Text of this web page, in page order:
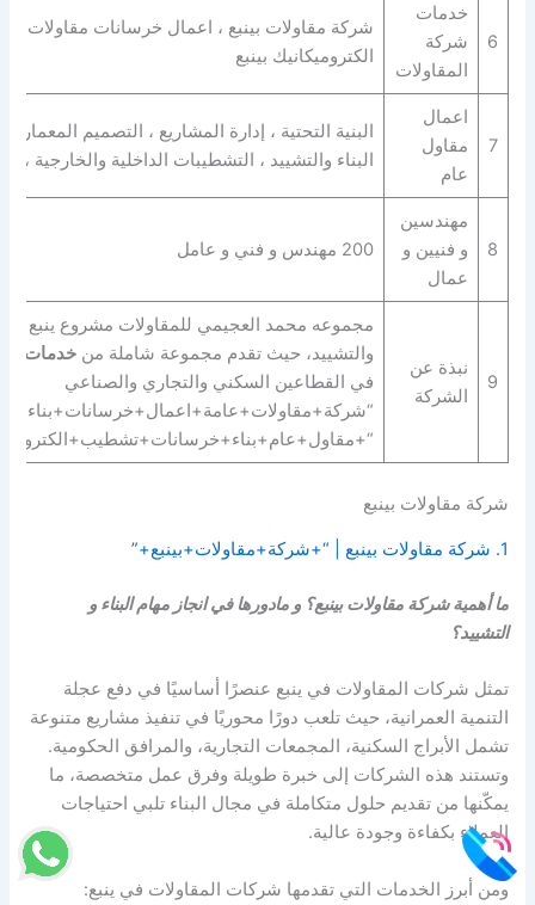
6
خدمات
شركة
المقاولات
شركة مقاولات بينبع ، اعمال خرسانات مقاولات ،
الكتروميكانيك بينبع
7
اعمال
مقاول
عام
البنية التحتية ، إدارة المشاريع ، التصميم
البناء والتشييد ، التشطيبات الداخلية والخارجية
8
مهندسين
و فنيين و
عمال
200 مهندس و فني و عامل
9
نبذة عن
الشركة
مجموعه محمد العجيمي للمقاولات مشروع ينبع
والتشييد، حيث تقدم مجموعة شاملة من خدمات
في القطاعين السكني والتجاري والصناعي
شركة مقاولات بينبع
1. شركة مقاولات بينبع | “+شركة+مقاولات+بينبع+”
ما أهمية شركة مقاولات بينبع؟ و مادورها في انجاز مهام البناء و
التشييد؟
تمثل شركات المقاولات في ينبع عنصرًا أساسيًا في دفع عجلة
التنمية العمرانية، حيث تلعب دورًا محوريًا في تنفيذ مشاريع متنوعة
تشمل الأبراج السكنية، المجمعات التجارية، والمرافق الحكومية.
وتستند هذه الشركات إلى خبرة طويلة وفرق عمل متخصصة، ما
يمكّنها من تقديم حلول متكاملة في مجال البناء تلبي احتياجات
العملاء بكفاءة وجودة عالية.
ومن أبرز الخدمات التي تقدمها شركات المقاولات في ينبع: